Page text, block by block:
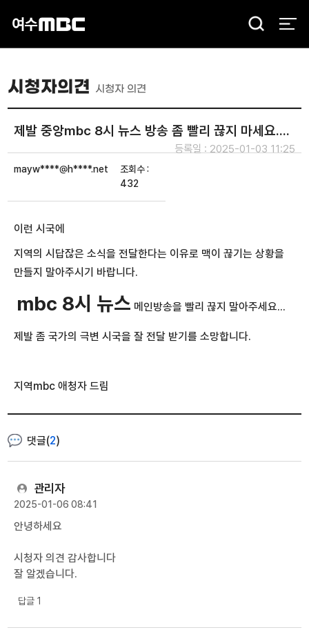
검
시청자의견 시청자 의견
제발 중앙mbc 8시 뉴스 방송 좀 빨리 끊지 마세요....
등록일 : 2025-01-03 11:25
mayw****@h****.net
조회수 :
432
이런 시국에
지역의 시답잖은 소식을 전달한다는 이유로 맥이 끊기는 상황을
만들지 말아주시기 바랍니다.
mbc 8시 뉴스 메인방송을 빨리 끊지 말아주세요...
제발 좀 국가의 극변 시국을 잘 전달 받기를 소망합니다.
지역mbc 애청자 드림
댓글(2)
관리자
2025-01-06 08:41
안녕하세요
시청자 의견 감사합니다
잘 알겠습니다.
답글 1